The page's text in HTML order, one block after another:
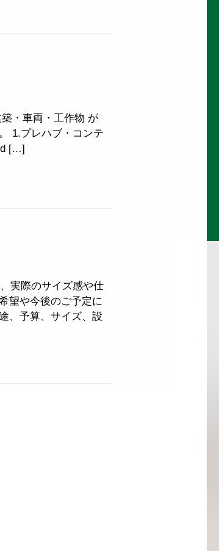
・車両・工作物 が
1.プレハブ・コンテ
[…]
実際のサイズ感や仕
望や今後のご予定に
、予算、サイズ、設